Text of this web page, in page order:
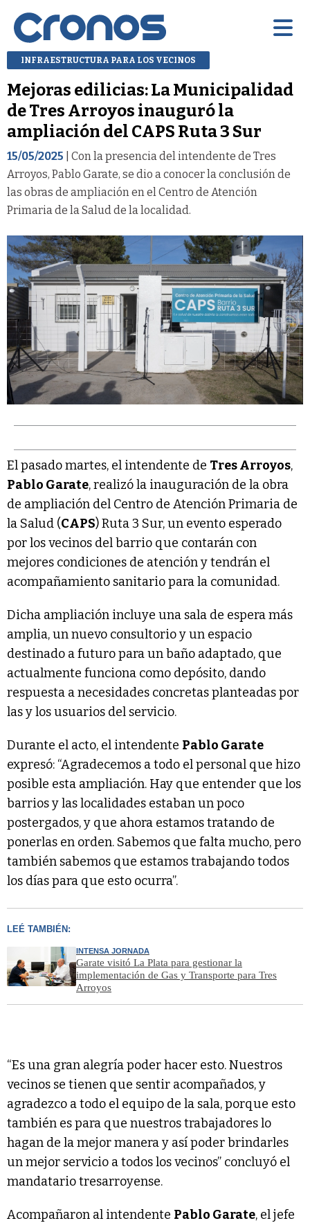
INFRAESTRUCTURA PARA LOS VECINOS
Mejoras edilicias: La Municipalidad
de Tres Arroyos inauguró la
ampliación del CAPS Ruta 3 Sur
15/05/2025 | Con la presencia del intendente de Tres
Arroyos, Pablo Garate, se dio a conocer la conclusión de
las obras de ampliación en el Centro de Atención
Primaria de la Salud de la localidad.
El pasado martes, el intendente de Tres Arroyos,
Pablo Garate, realizó la inauguración de la obra
de ampliación del Centro de Atención Primaria de
la Salud (CAPS) Ruta 3 Sur, un evento esperado
por los vecinos del barrio que contarán con
mejores condiciones de atención y tendrán el
acompañamiento sanitario para la comunidad.
Dicha ampliación incluye una sala de espera más
amplia, un nuevo consultorio y un espacio
destinado a futuro para un baño adaptado, que
actualmente funciona como depósito, dando
respuesta a necesidades concretas planteadas por
las y los usuarios del servicio.
Durante el acto, el intendente Pablo Garate
expresó: “Agradecemos a todo el personal que hizo
posible esta ampliación. Hay que entender que los
barrios y las localidades estaban un poco
postergados, y que ahora estamos tratando de
ponerlas en orden. Sabemos que falta mucho, pero
también sabemos que estamos trabajando todos
los días para que esto ocurra”.
LEÉ TAMBIÉN:
INTENSA JORNADA
Garate visitó La Plata para gestionar la
implementación de Gas y Transporte para Tres
Arroyos
“Es una gran alegría poder hacer esto. Nuestros
vecinos se tienen que sentir acompañados, y
agradezco a todo el equipo de la sala, porque esto
también es para que nuestros trabajadores lo
hagan de la mejor manera y así poder brindarles
un mejor servicio a todos los vecinos” concluyó el
mandatario tresarroyense.
Acompañaron al intendente Pablo Garate, el jefe